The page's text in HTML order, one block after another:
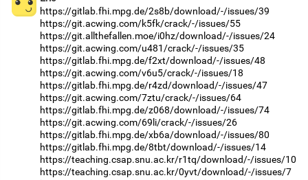
https://gitlab.fhi.mpg.de/2s8b/download/-/issues/39
https://git.acwing.com/k5fk/crack/-/issues/55
https://git.allthefallen.moe/i0hz/download/-/issues/24
https://git.acwing.com/u481/crack/-/issues/35
https://gitlab.fhi.mpg.de/f2xt/download/-/issues/48
https://git.acwing.com/v6u5/crack/-/issues/18
https://gitlab.fhi.mpg.de/r4zd/download/-/issues/47
https://git.acwing.com/7ztu/crack/-/issues/64
https://gitlab.fhi.mpg.de/z068/download/-/issues/74
https://git.acwing.com/69li/crack/-/issues/26
https://gitlab.fhi.mpg.de/xb6a/download/-/issues/80
https://gitlab.fhi.mpg.de/8tbt/download/-/issues/14
https://teaching.csap.snu.ac.kr/r1tq/download/-/issues/10
https://teaching.csap.snu.ac.kr/0yvt/download/-/issues/7